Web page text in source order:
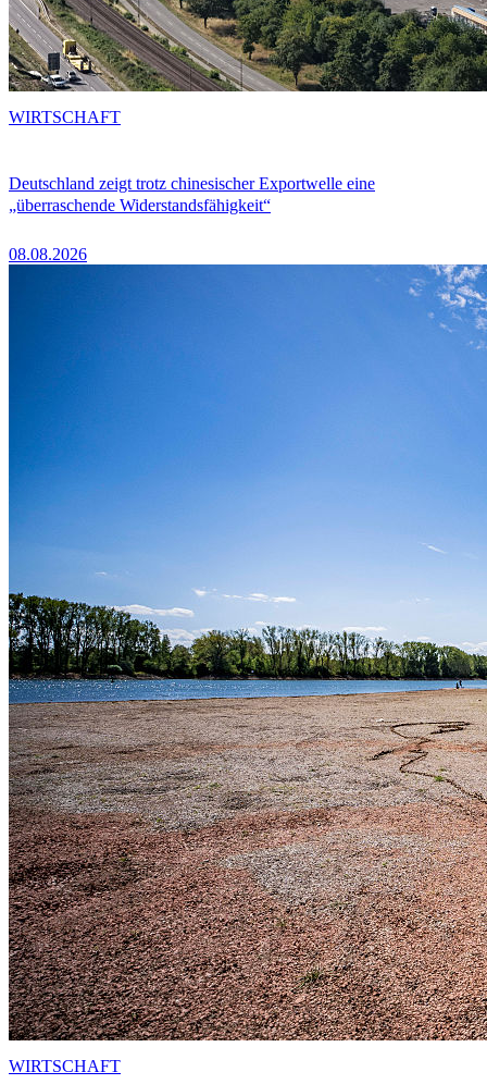
Deutschland zeigt trotz chinesischer Exportwelle eine
„überraschende Widerstandsfähigkeit“
08.08.2026
WIRTSCHAFT
WIRTSCHAFT